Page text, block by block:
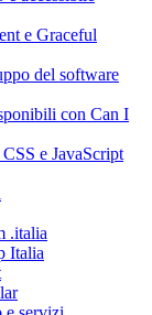
e Graceful
del software
con Can I
e JavaScript
.italia
Italia